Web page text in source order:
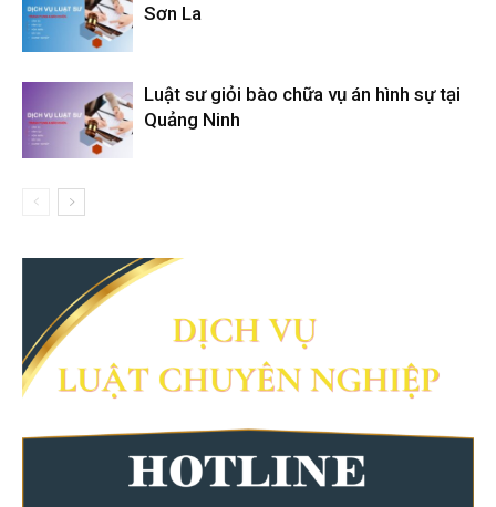
Sơn La
Luật sư giỏi bào chữa vụ án hình sự tại
Quảng Ninh